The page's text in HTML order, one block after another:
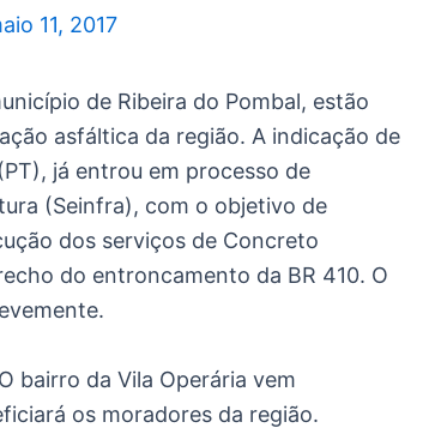
11, 2017
de Ribeira do Pombal, estão
asfáltica da região. A indicação de
já entrou em processo de
(Seinfra), com o objetivo de
dos serviços de Concreto
do entroncamento da BR 410. O
bairro da Vila Operária vem
os moradores da região.